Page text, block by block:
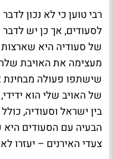
רבי טוען כי לא נכון
לסעודים, אך כן יש
של סעודיה היא
מעצימה את האויבת
שישתפו פעולה מבחינת
של האויב שלי הוא
בין ישראל וסעודיה,
הבעיה עם הסעודים
צעדי האירנים – יעזרו